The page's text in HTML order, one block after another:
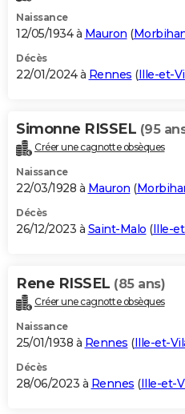
Naissance
12/05/1934 à Mauron (
Décès
22/01/2024 à Rennes (Ille-et-
Simonne RISSEL (95
Créer une cagnotte obsèques
Naissance
22/03/1928 à Mauron (
Décès
26/12/2023 à Saint-Malo (Ille-
Rene RISSEL (85 ans)
Créer une cagnotte obsèques
Naissance
25/01/1938 à Rennes (Ille-et-
Décès
28/06/2023 à Rennes (Ille-et-